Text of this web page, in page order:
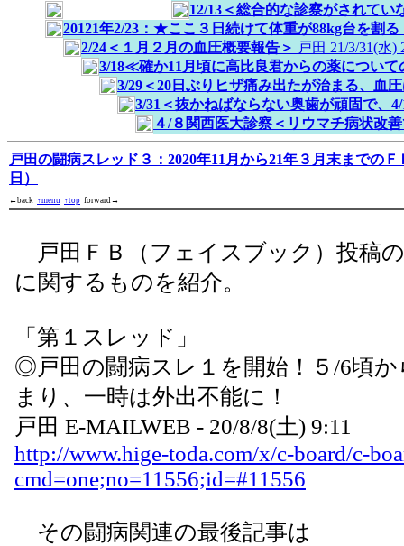
12/13＜総合的な診察がされて
20121年2/23：★ここ３日続けて体重が88kg台を割
2/24＜１月２月の血圧概要報告＞ 戸田 21/3/31(水)
3/18≪確か11月頃に高比良君からの薬につい
3/29＜20日ぶりヒザ痛み出たが治まる、血
3/31＜抜かねばならない奥歯が頑固で、
４/８関西医大診察＜リウマチ病状改
戸田の闘病スレッド３：2020年11月から21年３月末までの
日）
←back ↑menu ↑top forward→
戸田ＦＢ（フェイスブック）投稿
に関するものを紹介。
「第１スレッド」
◎戸田の闘病スレ１を開始！５/6頃か
まり、一時は外出不能に！
戸田 E-MAILWEB - 20/8/8(土) 9:11
http://www.hige-toda.com/x/c-board/c-
cmd=one;no=11556;id=#11556
その闘病関連の最後記事は